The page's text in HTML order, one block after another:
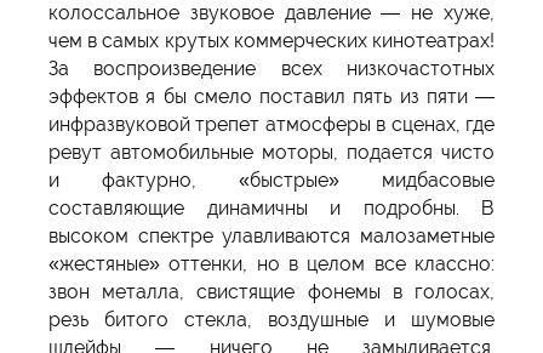
колоссальное звуковое давление — не хуже,
чем в самых крутых коммерческих кинотеатрах!
За воспроизведение всех низкочастотных
эффектов я бы смело поставил пять из пяти —
инфразвуковой трепет атмосферы в сценах, где
ревут автомобильные моторы, подается чисто
и фактурно, «быстрые» мидбасовые
составляющие динамичны и подробны. В
высоком спектре улавливаются малозаметные
«жестяные» оттенки, но в целом все классно:
звон металла, свистящие фонемы в голосах,
резь битого стекла, воздушные и шумовые
шлейфы — ничего не замыливается.